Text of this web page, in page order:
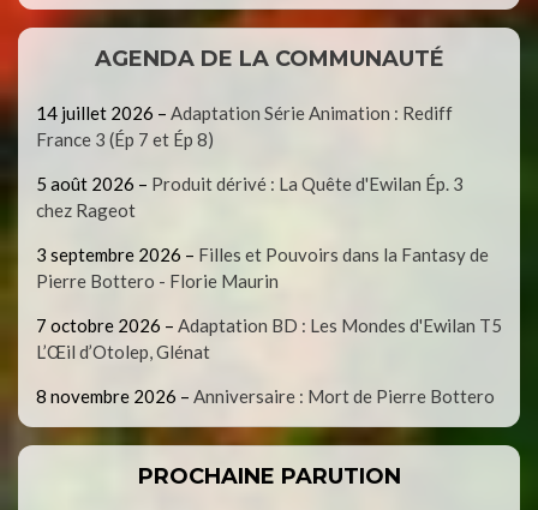
AGENDA DE LA COMMUNAUTÉ
14 juillet 2026 – Adaptation Série Animation : Rediff
France 3 (Ép 7 et Ép 8)
5 août 2026 – Produit dérivé : La Quête d'Ewilan Ép. 3
chez Rageot
3 septembre 2026 – Filles et Pouvoirs dans la Fantasy de
Pierre Bottero - Florie Maurin
7 octobre 2026 – Adaptation BD : Les Mondes d'Ewilan T5
L’Œil d’Otolep, Glénat
8 novembre 2026 – Anniversaire : Mort de Pierre Bottero
PROCHAINE PARUTION